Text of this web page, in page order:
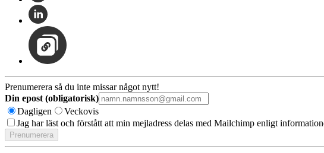
Prenumerera så du inte missar något nytt!
Din epost (obligatorisk)
Dagligen
Veckovis
Jag har läst och förstått att min mejladress delas med Mailchimp enligt